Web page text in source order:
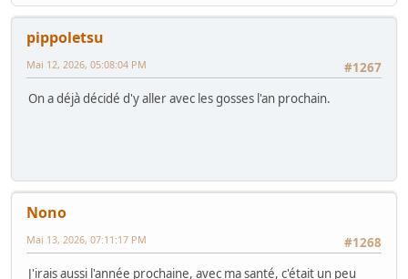
pippoletsu
#1267
Mai 12, 2026, 05:08:04 PM
On a déjà décidé d'y aller avec les gosses l'an prochain.
Nono
#1268
Mai 13, 2026, 07:11:17 PM
J'irais aussi l'année prochaine, avec ma santé, c'était un peu